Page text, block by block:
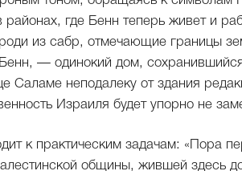
районах, где Бенн теперь живет и
из сабр, отмечающие границы
— одинокий дом,
Саламе неподалеку от здания
Израиля будет упорно не
к практическим задачам: «Пора
общины, жившей здесь